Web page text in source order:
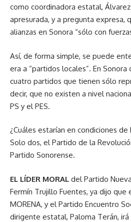
como coordinadora estatal,
apresurada, y a pregunta expresa,
alianzas en Sonora “sólo con
Así, de forma simple, se puede
era a “partidos locales”. En
cuatro partidos que tienen sólo
decir, que no existen a nivel
PS y el PES.
¿Cuáles estarían en condiciones de
Solo dos, el Partido de la
Partido Sonorense.
EL LÍDER MORAL del Partido
Fermín Trujillo Fuentes, ya dijo que
MORENA, y el Partido Encuentro
dirigente estatal, Paloma Terán, irá